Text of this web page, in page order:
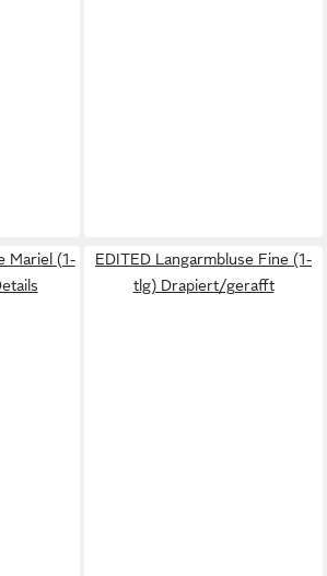
Mariel (1-
EDITED Langarmbluse Fine (1-
tlg) Drapiert/gerafft